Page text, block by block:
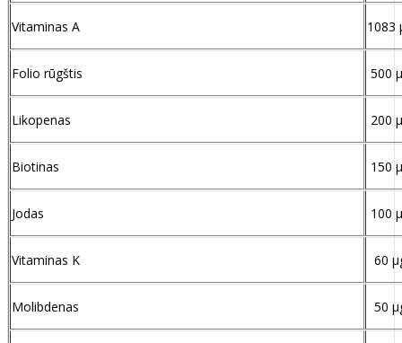
Vitaminas A 1083
Folio rūgštis 500
Likopenas 200
Biotinas 150
Jodas 100
Vitaminas K 60
Molibdenas 50